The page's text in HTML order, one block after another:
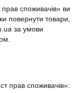
споживачів» ви
повернути товари,
за умови
прав споживачів»: